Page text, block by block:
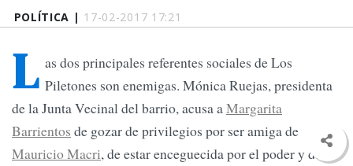
POLÍTICA | 17-02-2017 17:21
L as dos principales referentes sociales de Los
Piletones son enemigas. Mónica Ruejas, presidenta
de la Junta Vecinal del barrio, acusa aMargarita
Barrientos de gozar de privilegios por ser amiga de
Mauricio Macri, de estar enceguecida por el poder y de